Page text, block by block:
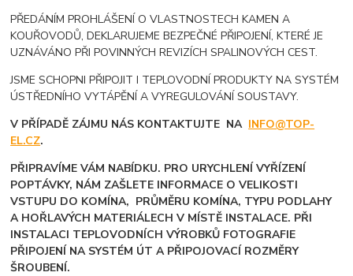
PŘEDÁNÍM PROHLÁŠENÍ O VLASTNOSTECH KAMEN A
KOUŘOVODŮ, DEKLARUJEME BEZPEČNÉ PŘIPOJENÍ, KTERÉ JE
UZNÁVÁNO PŘI POVINNÝCH REVIZÍCH SPALINOVÝCH CEST.
JSME SCHOPNI PŘIPOJIT I TEPLOVODNÍ PRODUKTY NA SYSTÉM
ÚSTŘEDNÍHO VYTÁPĚNÍ A VYREGULOVÁNÍ SOUSTAVY.
V PŘÍPADĚ ZÁJMU NÁS KONTAKTUJTE NA INFO@TOP-
EL.CZ.
PŘIPRAVÍME VÁM NABÍDKU. PRO URYCHLENÍ VYŘÍZENÍ
POPTÁVKY, NÁM ZAŠLETE INFORMACE O VELIKOSTI
VSTUPU DO KOMÍNA, PRŮMĚRU KOMÍNA, TYPU PODLAHY
A HOŘLAVÝCH MATERIÁLECH V MÍSTĚ INSTALACE. PŘI
INSTALACI TEPLOVODNÍCH VÝROBKŮ FOTOGRAFIE
PŘIPOJENÍ NA SYSTÉM ÚT A PŘIPOJOVACÍ ROZMĚRY
ŠROUBENÍ.